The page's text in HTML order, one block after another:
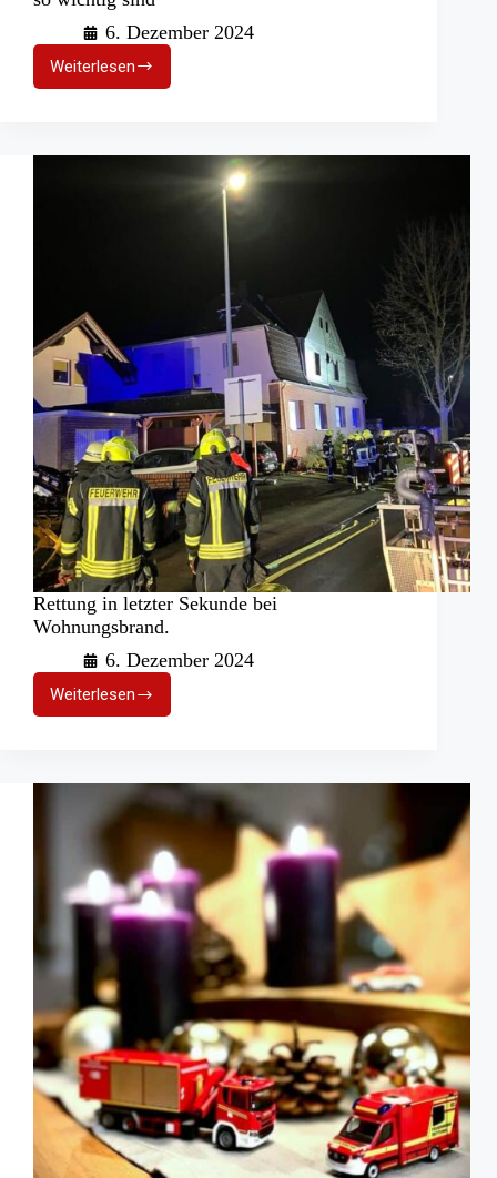
6. Dezember 2024
WeiterlesenLebensretter
im
Rauchmelder
Rettung in letzter Sekunde bei
Wohnungsbrand.
6. Dezember 2024
Weiterlesen
Rettung
in
bei
Wohnungsbrand.